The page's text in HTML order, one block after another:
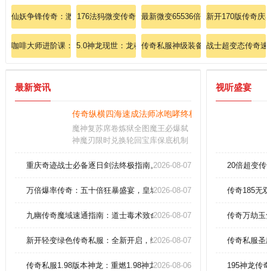
仙妖争锋传奇：激战私服中的仙妖终极对决！
176法犸微变传奇 最新微变65536倍爆率传奇：震撼开
新开170版传奇
咖啡大师进阶课：2025全球顶级庄园豆的风味密码解析！
5.0神龙现世：龙魂觉醒，万界臣服，缔造传说新篇章！
传奇私服神级装备特效：自由切换
战士超变态传奇
最新资讯
传奇纵横四海速成法师冰咆哮终极奥义！
魔神复苏席卷炼狱全图魔王必爆弑
神魔刃限时兑换轮回宝库保底机制
率必出开天斧
重庆奇迹战士必备逐日剑法终极指南。2026-08-07
万倍爆率传奇：五十倍狂暴盛宴，皇城争霸一触即发！
2026-08-07
九幽传奇魔域速通指南：道士毒术致命叠加技巧！
2026-08-07
新开轻变绿色传奇私服：全新开启，绿色轻变
2026-08-07
传奇私服1.98版本神龙：重燃1.98神龙传奇，再现巅峰热血！
2026-08-06
视听盛宴
20倍超变
传奇185无
传奇万劫
传奇私服
195神龙传